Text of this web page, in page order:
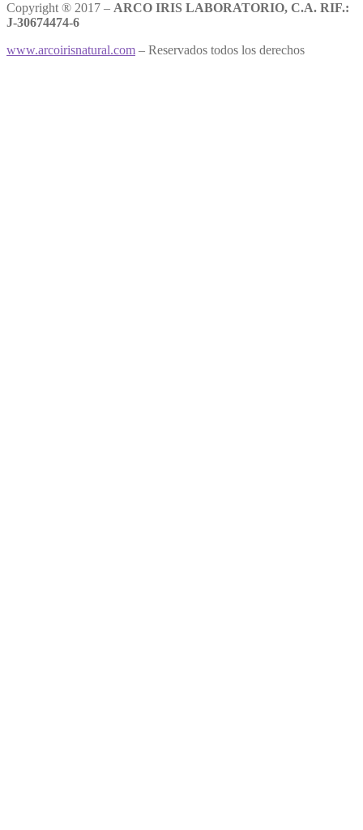
Copyright ® 2017 – ARCO IRIS LABORATORIO, C.A. RIF.:
J-30674474-6
www.arcoirisnatural.com – Reservados todos los derechos